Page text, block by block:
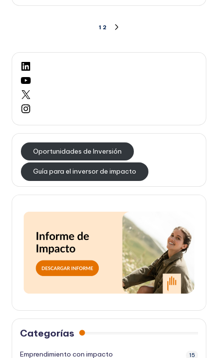
de
entradas
1 2
Oportunidades de Inversión
Guía para el inversor de impacto
Categorías
Emprendimiento con impacto 15